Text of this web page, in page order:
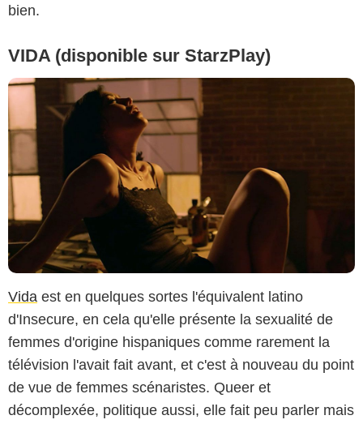
bien.
VIDA (disponible sur StarzPlay)
Vida est en quelques sortes l'équivalent latino
d'Insecure, en cela qu'elle présente la sexualité de
femmes d'origine hispaniques comme rarement la
télévision l'avait fait avant, et c'est à nouveau du point
de vue de femmes scénaristes. Queer et
décomplexée, politique aussi, elle fait peu parler mais